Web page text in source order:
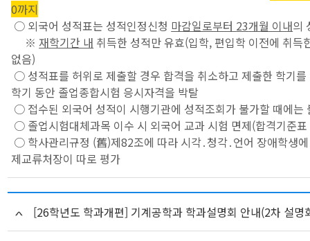
0까지
○ 외국어 성적표는 성적인정신청 마감일로부터 23개월 이내의
※ 재학기간 내 취득한 성적만 유효(입학, 편입학 이전에 취득
없음)
○ 성적표를 허위로 제출할 경우 합격을 취소하고 제출한 학기
학기 동안 졸업종합시험 응시자격을 박탈
○ 접수된 외국어 성적이 시행기관에 성적조회가 불가할 때에는
○ 졸업시험대체과목 이수 시 외국어 교과 시험 면제(합격기준
○ 학사관리규정 (舊)제82조에 따라 시각․청각․언어 장애학생
제교류처장이 따로 평가
[26학년도 학과개편] 기계공학과 학과설명회 안내(2차 설명